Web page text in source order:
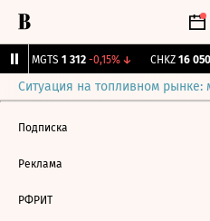
MGTS 1 312 -0,15%↓ CHKZ 16 050
Ситуация на топливном рынке:
Подписка
Реклама
РФРИТ